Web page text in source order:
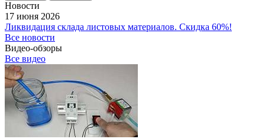
Новости
17 июня 2026
Ликвидация склада листовых материалов. Скидка 60%!
Все новости
Видео-обзоры
Все видео